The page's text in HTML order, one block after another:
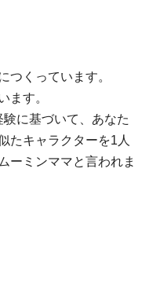
つくっています。
ます。
に基づいて、あなた
たキャラクターを1人
ーミンママと言われま